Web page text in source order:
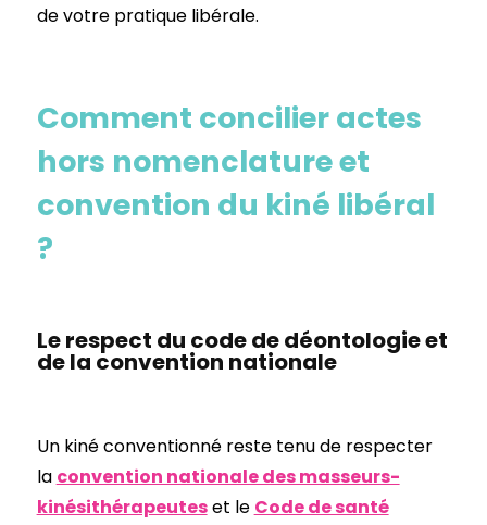
de votre pratique libérale.
Comment concilier actes
hors nomenclature et
convention du kiné libéral
?
Le respect du code de déontologie et
de la convention nationale
Un kiné conventionné reste tenu de respecter
la convention nationale des masseurs-
kinésithérapeuteset le Code de santé